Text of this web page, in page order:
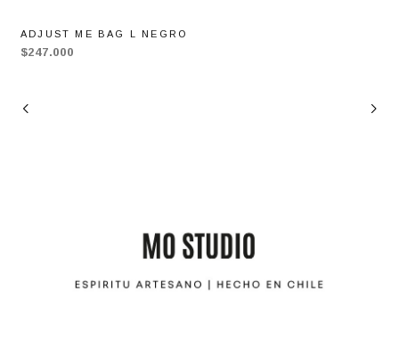
ADJUST ME BAG L NEGRO
$247.000